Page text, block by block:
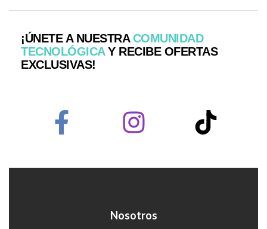
¡ÚNETE A NUESTRACOMUNIDAD
TECNOLÓGICAY RECIBE OFERTAS
EXCLUSIVAS!
Nosotros